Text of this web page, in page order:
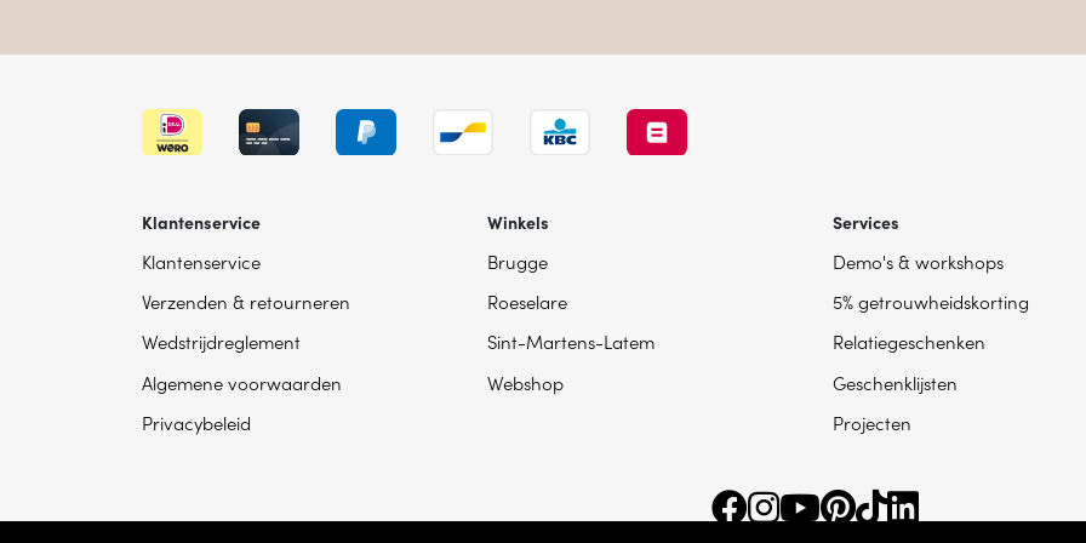
Klantenservice
Klantenservice
Verzenden & retourneren
Wedstrijdreglement
Algemene voorwaarden
Privacybeleid
Winkels
Brugge
Roeselare
Sint-Martens-Latem
Webshop
Services
Demo's & workshops
5% getrouwheidskorting
Relatiegeschenken
Geschenklijsten
Projecten